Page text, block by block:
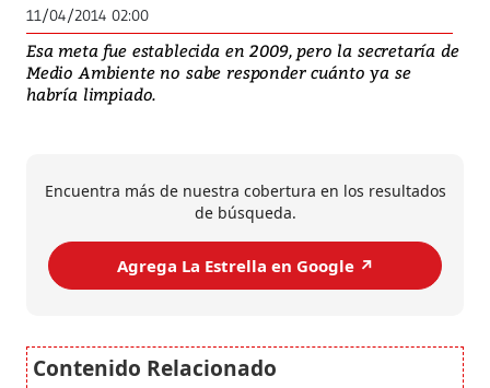
11/04/2014 02:00
Esa meta fue establecida en 2009, pero la secretaría de
Medio Ambiente no sabe responder cuánto ya se
habría limpiado.
Encuentra más de nuestra cobertura en los resultados
de búsqueda.
Agrega La Estrella en Google ↗️